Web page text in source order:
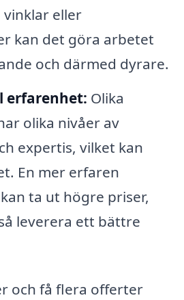
eller
kan det göra arbetet
och därmed dyrare.
erfarenhet: Olika
olika nivåer av
expertis, vilket kan
En mer erfaren
ta ut högre priser,
leverera ett bättre
och få flera offerter